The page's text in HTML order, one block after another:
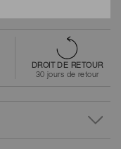
DROIT DE RETOUR
30 jours de retour